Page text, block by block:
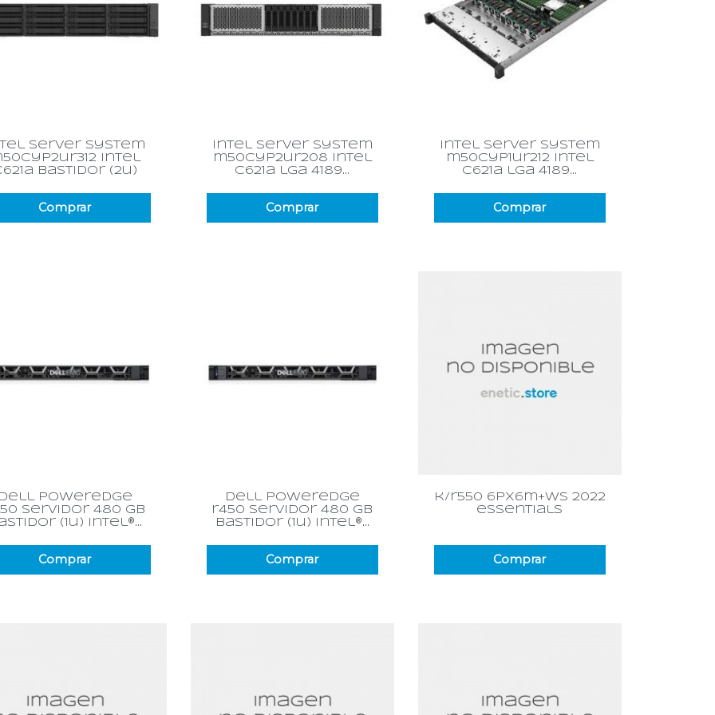
Vista rápida
server system
intel
bastidor (2u)
Comprar
Vista rápida
intel server system
m50cyp2ur208 intel
c621a lga 4189...
Comprar
Vista rápida
intel server system
m50cyp1ur212 intel
c621a lga 4189...
Comprar
Vista rápida
poweredge
servidor 480 gb
(1u) intel®...
Comprar
Vista rápida
dell poweredge
r450 servidor 480 gb
bastidor (1u) intel®...
Comprar
Vista rápida
k/r550 6px6m+ws 2022
essentials
Comprar